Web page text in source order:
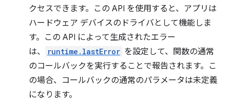
クセスできます。この API を使用すると、アプリは
ハードウェア デバイスのドライバとして機能しま
す。この API によって生成されたエラー
は、
runtime.lastError を設定して、関数の通常
のコールバックを実行することで報告されます。こ
の場合、コールバックの通常のパラメータは未定義
になります。